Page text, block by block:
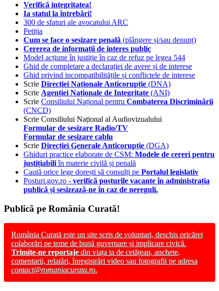
Verifică integritatea!
Ia statul la întrebări!
300 de sfaturi ale avocatului ARC
Petiția
Cum se face o sesizare penală (plângere și/sau denunț)
Cererea de informații de interes public
Model acțiune în justiție în caz de refuz pe legea 544
Ghid de completare a declarației de avere și de interese
Ghid privind incompatibilitățile și conflictele de interese
Scrie Direcției Naționale Anticorupție (DNA)
Scrie Agenției Naționale de Integritate (ANI)
Scrie Consiliului Național pentru Combaterea Discriminării
(CNCD)
Scrie Consiliului Național al Audiovizualului
Formular de sesizare Radio/TV
Formular de sesizare cablu
Scrie Direcției Generale Anticorupție (DGA)
Ghiduri practice elaborate de CSM: Modele de cereri pentru
justițiabiliîn materie civilă și penală
Caută orice lege dorești să consulți pe Portalul legislativ
Posturi.gov.ro - verifică posturile vacante în administrația
publică și sesizează-ne în caz de nereguli.
Publică pe România Curată!
România Curată este un site scris de voluntari, deschis oricărei
colaborări pe teme de bună guvernare și implicare civică.
Trimite-ne reportajedin viața ta de cetățean, anchete,
comentarii, relatări, înregistrări video sau fotografii pe adresa
contact@romaniacurata.ro.